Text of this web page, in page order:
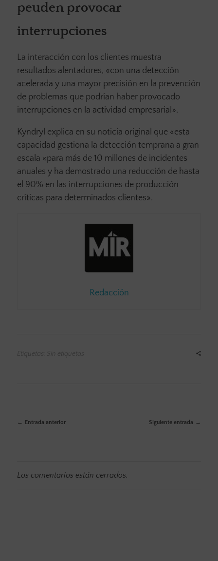
peuden provocar
interrupciones
La interacción con los clientes muestra
resultados alentadores, «con una detección
acelerada y una mayor precisión en la prevención
de problemas que podrían haber provocado
interrupciones en la actividad empresarial».
Kyndryl explica en su noticia original que «esta
capacidad gestiona la detección temprana a gran
escala «para más de 10 millones de incidentes
anuales y ha demostrado una reducción de hasta
el 90% en las interrupciones de producción
críticas para determinados clientes».
Redacción
Etiquetas: Sin etiquetas
Entrada anterior Siguiente entrada
Los comentarios están cerrados.